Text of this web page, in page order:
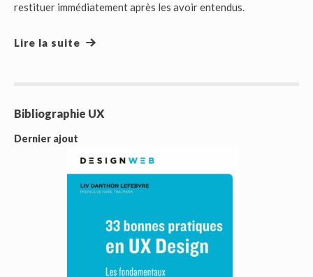
restituer immédiatement après les avoir entendus.
Lire la suite
Bibliographie UX
Dernier ajout